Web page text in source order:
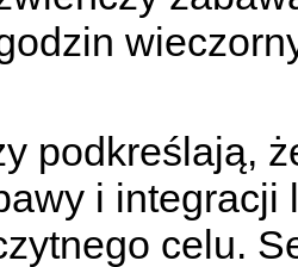
podkreślają,
i integracji
celu.